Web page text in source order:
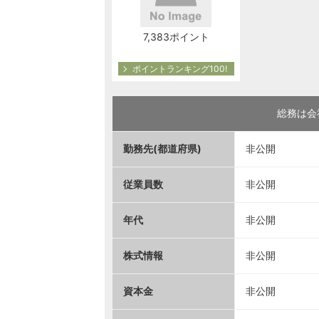
7,383ポイント
ポイントランキング100!
総務は
勤務先(都道府県) 非公開
従業員数 非公開
年代 非公開
株式情報 非公開
資本金 非公開